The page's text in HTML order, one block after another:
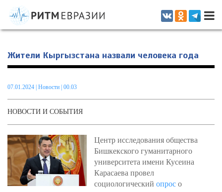
Информационно-аналитическое издание, посвященное актуальным
проблемам интеграции на постсоветском пространстве
Жители Кыргызстана назвали человека года
07.01.2024 Новости | 00.03
НОВОСТИ И СОБЫТИЯ
Центр исследования общества
Бишкекского гуманитарного
университета имени Кусеина
Карасаева провел
социологический опрос о